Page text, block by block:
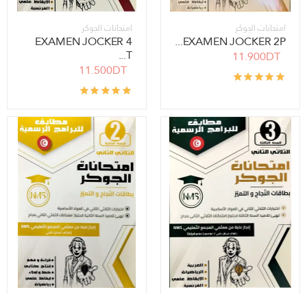
امتحانات الجوكر
EXAMEN JOCKER 2P...
11.900DT
امتحانات الجوكر
EXAMEN JOCKER 4
T...
11.500DT